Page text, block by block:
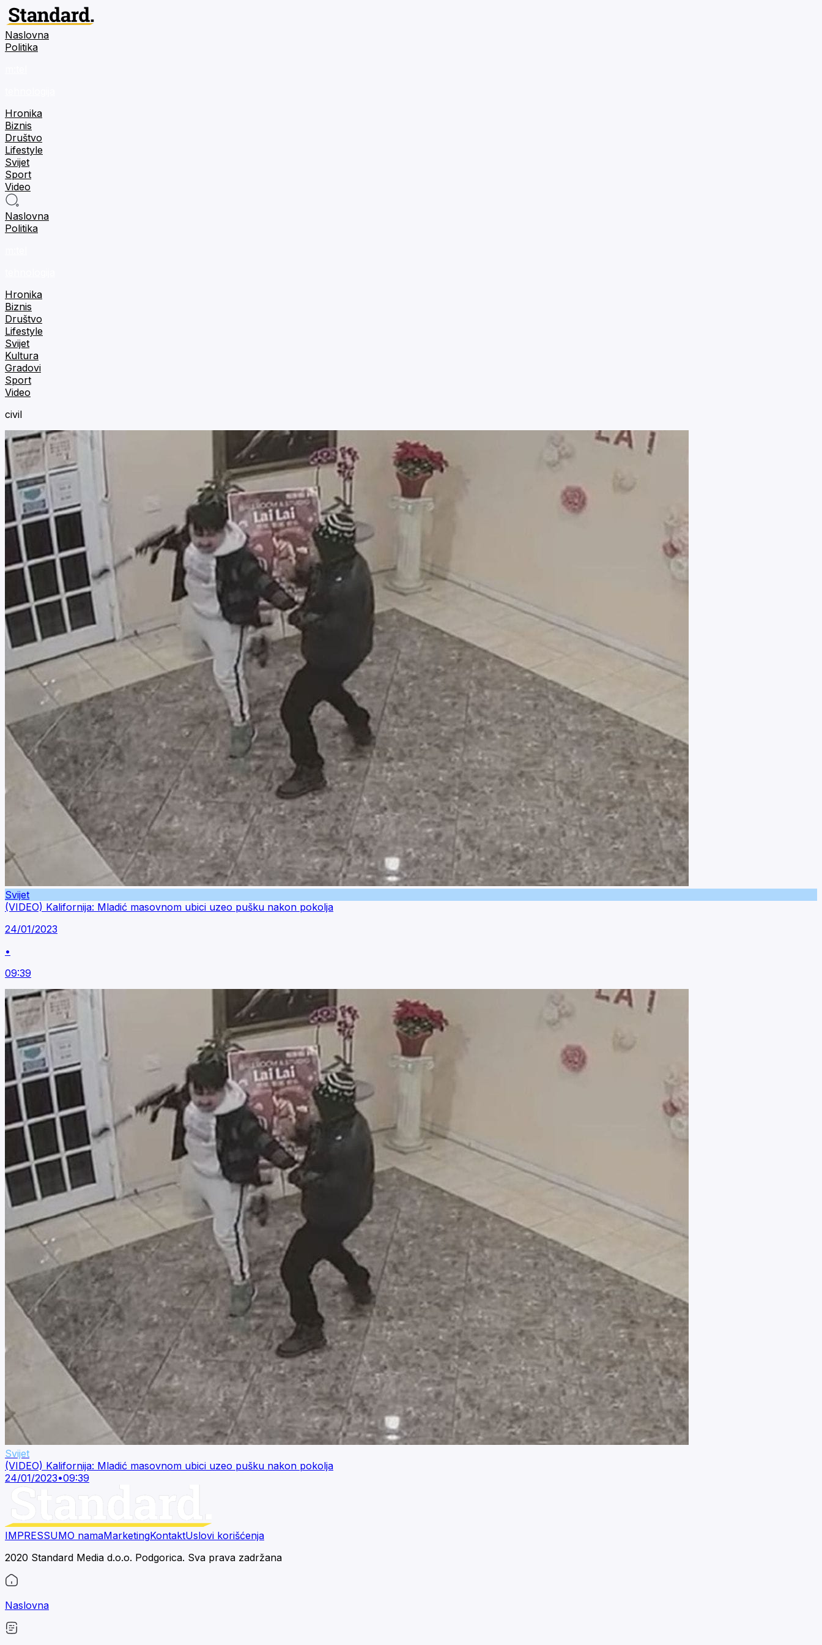
Naslovna
Politika
Hronika
Biznis
Društvo
Lifestyle
Svijet
Sport
Video
Naslovna
Politika
Hronika
Biznis
Društvo
Lifestyle
Svijet
Kultura
Gradovi
Sport
Video
civil
Svijet
(VIDEO) Kalifornija: Mladić masovnom ubici uzeo pušku nakon pokolja
24/01/2023
•
09:39
Svijet
(VIDEO) Kalifornija: Mladić masovnom ubici uzeo pušku nakon pokolja
24/01/2023•09:39
IMPRESSUMO namaMarketingKontaktUslovi korišćenja
2020 Standard Media d.o.o. Podgorica. Sva prava zadržana
Naslovna